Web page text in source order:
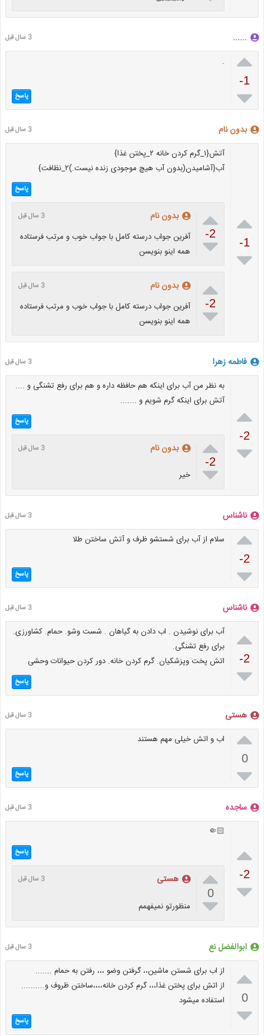
...... 3 سال قبل

-1

.
پاسخ
بدون نام 3 سال قبل

-1

آتش{۱_گرم کردن خانه ۲_پختن غذا}
آب{آشامیدن(بدون آب هیچ موجودی زنده نیست.)۲_نظافت}
پاسخ

-2

بدون نام 3 سال قبل
آفرین جواب درسته کامل با جواب خوب و مرتب فرستاده
همه اینو بنویسن

-2

بدون نام 3 سال قبل
آفرین جواب درسته کامل با جواب خوب و مرتب فرستاده
همه اینو بنویسن
فاطمه زهرا 3 سال قبل

-2

به نظر من آب برای اینکه هم حافظه داره و هم برای رفع تشنگی و ....
آتش برای اینکه گرم شویم و .......
پاسخ

-2

بدون نام 3 سال قبل
خیر
ناشناس 3 سال قبل

-2

سلام از آب برای شستشو ظرف و آتش ساختن طلا
پاسخ
ناشناس 3 سال قبل

-2

آب برای نوشیدن . اب دادن به گیاهان . شست وشو. حمام. کشاورزی.
برای رفع تشنگی.
اتش پخت وپزشکیان. گرم کردن خانه. دور کردن حیوانات وحشی
پاسخ
هستی 3 سال قبل

0

اب و اتش خیلی مهم هستند
پاسخ
ساجده 3 سال قبل

-2

🤏🏻
پاسخ

0

هستی 3 سال قبل
منظورتو نمیفهمم
ابوالفضل نع 3 سال قبل

0

از اب برای شستن ماشین،، گرفتن وضو ،،، رفتن به حمام .......
از اتش برای پختن غذا،،، گرم کردن خانه،،،،ساختن ظروف و..........
استفاده میشود
پاسخ